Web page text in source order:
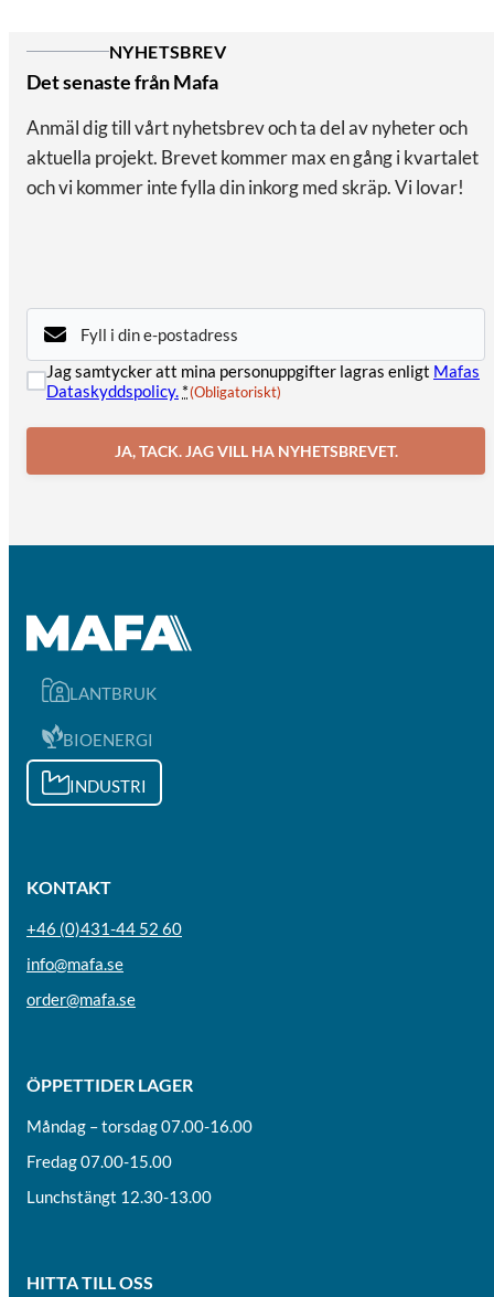
NYHETSBREV
Det senaste från Mafa
Anmäl dig till vårt nyhetsbrev och ta del av nyheter och
aktuella projekt. Brevet kommer max en gång i kvartalet
och vi kommer inte fylla din inkorg med skräp. Vi lovar!
post(Obligatoriskt)
Samtycke(Obligatoriskt)
Jag samtycker att mina personuppgifter lagras enligt Mafas
Dataskyddspolicy. *(Obligatoriskt)
JA, TACK. JAG VILL HA NYHETSBREVET.
LANTBRUK
BIOENERGI
INDUSTRI
KONTAKT
+46 (0)431-44 52 60
info@mafa.se
order@mafa.se
ÖPPETTIDER LAGER
Måndag – torsdag 07.00-16.00
Fredag 07.00-15.00
Lunchstängt 12.30-13.00
HITTA TILL OSS